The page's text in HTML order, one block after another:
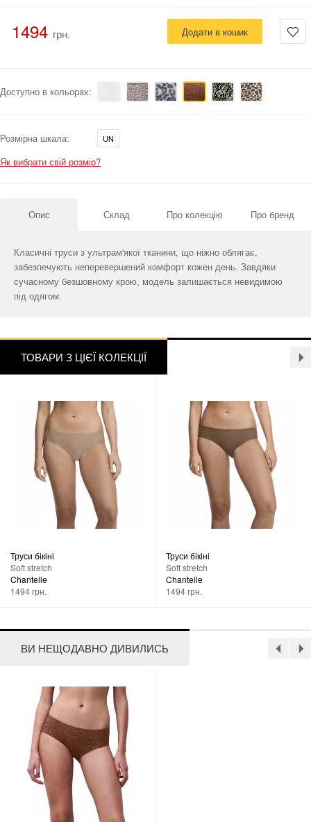
1494 грн. Додати в кошик
Доступно в кольорах:
Розмірна шкала: UN
Як вибрати свій розмір?
Опис Склад Про колекцію Про бренд
Класичні труси з ультрам'якої тканини, що ніжно облягає,
забезпечують неперевершений комфорт кожен день. Завдяки
сучасному безшовному крою, модель залишається невидимою
під одягом.
ТОВАРИ З ЦІЄЇ КОЛЕКЦІЇ
Труси бікіні
Soft stretch
Chantelle
1494 грн.
Труси бікіні
Soft stretch
Chantelle
1494 грн.
ВИ НЕЩОДАВНО ДИВИЛИСЬ